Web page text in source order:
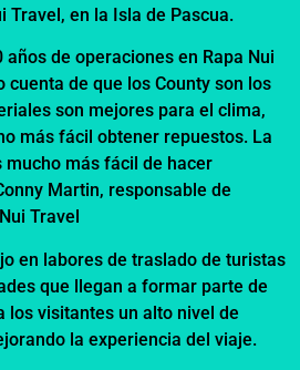
Travel, en la Isla de Pascua.
años de operaciones en Rapa Nui
cuenta de que los County son los
son mejores para el clima,
más fácil obtener repuestos. La
más fácil de hacer
Martin, responsable de
Travel
en labores de traslado de turistas
que llegan a formar parte de
los visitantes un alto nivel de
la experiencia del viaje.